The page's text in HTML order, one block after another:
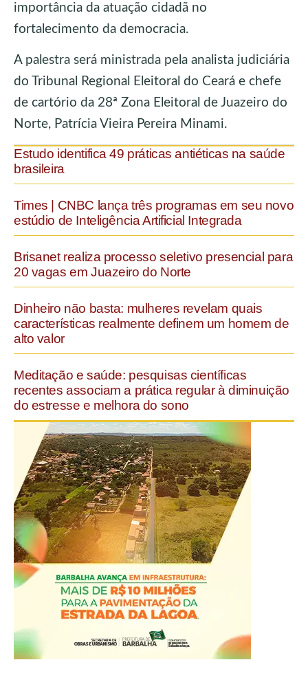
importância da atuação cidadã no
fortalecimento da democracia.
A palestra será ministrada pela analista judiciária
do Tribunal Regional Eleitoral do Ceará e chefe
de cartório da 28ª Zona Eleitoral de Juazeiro do
Norte, Patrícia Vieira Pereira Minami.
Estudo identifica 49 práticas antiéticas na saúde
brasileira
Times | CNBC lança três programas em seu novo
estúdio de Inteligência Artificial Integrada
Brisanet realiza processo seletivo presencial para
20 vagas em Juazeiro do Norte
Dinheiro não basta: mulheres revelam quais
características realmente definem um homem de
alto valor
Meditação e saúde: pesquisas científicas
recentes associam a prática regular à diminuição
do estresse e melhora do sono